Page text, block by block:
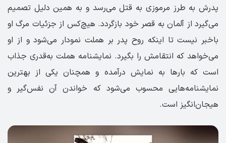
پدرش به طرز مرموزی به قتل می‌رسد و به همین دلیل تصمیم
می‌گیرد از آلمان به قصر خود بازگردد. هیچ‌کس از جزئیات مرگ او
باخبر نیست تا اینکه روح پدر بر هملت نمودار می‌شود و از او
می‌خواهد که انتقامش را بگیرد. نمایشنامه هملت به‌قدری جذاب
است که بارها به نمایش درآمده و همچنان یکی از بهترین
نمایشنامه‌هایی محسوب می‌شود که خواندن آن نفس‌گیر و
هیجان‌انگیز است.